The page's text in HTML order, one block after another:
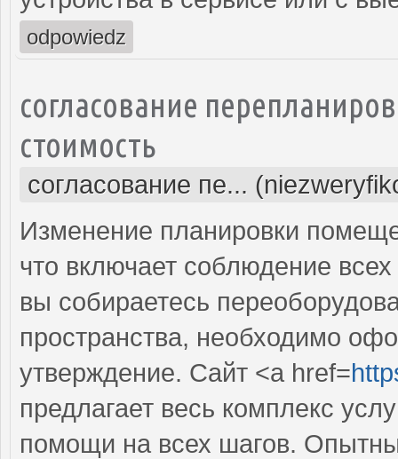
odpowiedz
согласование
стоимость
согласование пе...
Изменение планировки
что включает соблюдение
вы собираетесь
пространства, необходимо
утверждение. Сайт <a href=
предлагает весь комплекс
помощи на всех шагов.